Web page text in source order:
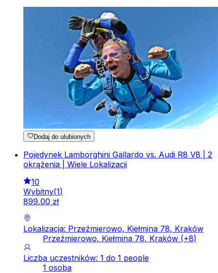
Dodaj do ulubionych
Pojedynek Lamborghini Gallardo vs. Audi R8 V8 | 2
okrążenia | Wiele Lokalizacji
10
Wybitny(1)
899,00 zł
Lokalizacja: Przeźmierowo, Kiełmina 78, Kraków
Przeźmierowo, Kiełmina 78, Kraków (+8)
Liczba uczestników: 1 do 1 people
1 osoba